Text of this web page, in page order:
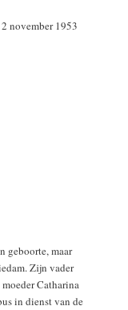
november 1953
geboorte, maar
Zijn vader
Catharina
in dienst van de